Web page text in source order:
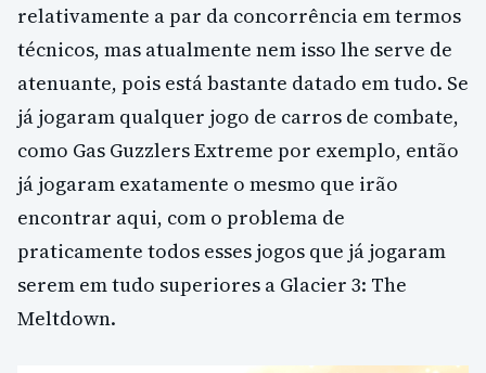
relativamente a par da concorrência em termos
técnicos, mas atualmente nem isso lhe serve de
atenuante, pois está bastante datado em tudo. Se
já jogaram qualquer jogo de carros de combate,
como Gas Guzzlers Extreme por exemplo, então
já jogaram exatamente o mesmo que irão
encontrar aqui, com o problema de
praticamente todos esses jogos que já jogaram
serem em tudo superiores a Glacier 3: The
Meltdown.